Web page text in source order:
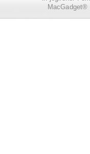
MacGadget®